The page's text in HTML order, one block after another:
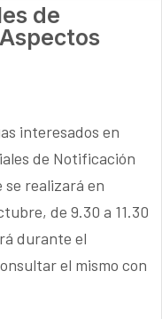
de
interesados en
de Notificación
realizará en
de 9.30 a 11.30
durante el
el mismo con